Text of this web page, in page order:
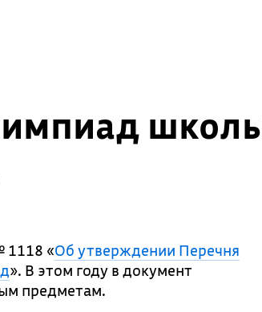
1118 «Об утверждении Перечня
». В этом году в документ
предметам.